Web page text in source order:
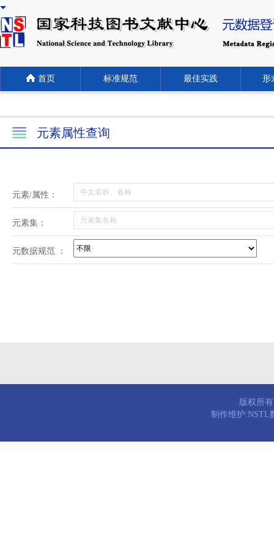
首页 标准规范 最佳实践 形
元素属性查询
元素/属性：
元素集：
元数据规范 ：
版权所
制作维护:NSTL